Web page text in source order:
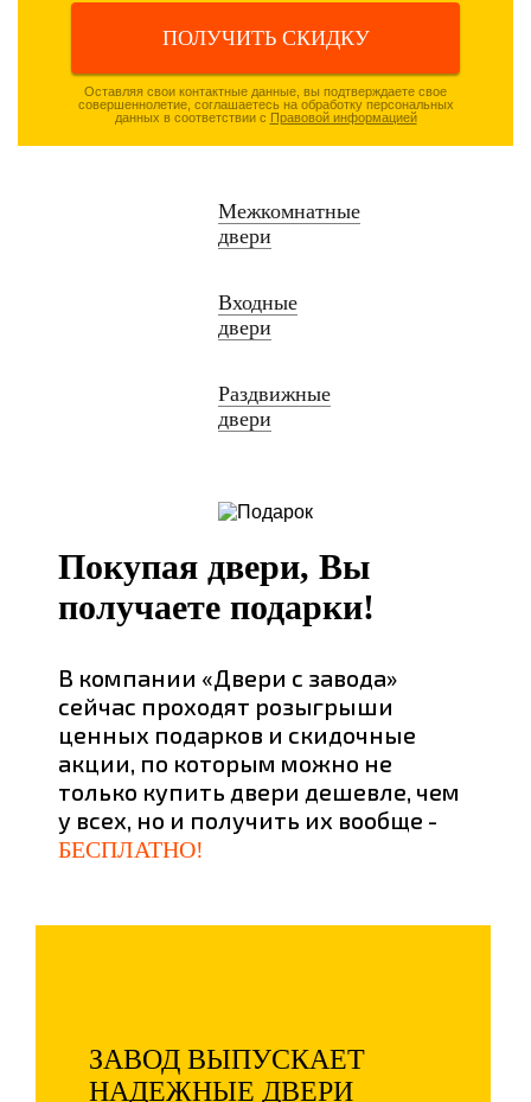
ПОЛУЧИТЬ СКИДКУ
Оставляя свои контактные данные, вы подтверждаете свое
совершеннолетие, соглашаетесь на обработку персональных
данных в соответствии с Правовой информацией
Межкомнатные
двери
Входные
двери
Раздвижные
двери
Покупая двери, Вы
получаете подарки!
В компании «Двери с завода»
сейчас проходят розыгрыши
ценных подарков и скидочные
акции, по которым можно не
только купить двери дешевле, чем
у всех, но и получить их вообще -
БЕСПЛАТНО!
ЗАВОД ВЫПУСКАЕТ
НАДЕЖНЫЕ ДВЕРИ